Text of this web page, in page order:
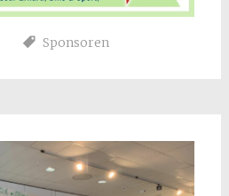
Sponsoren